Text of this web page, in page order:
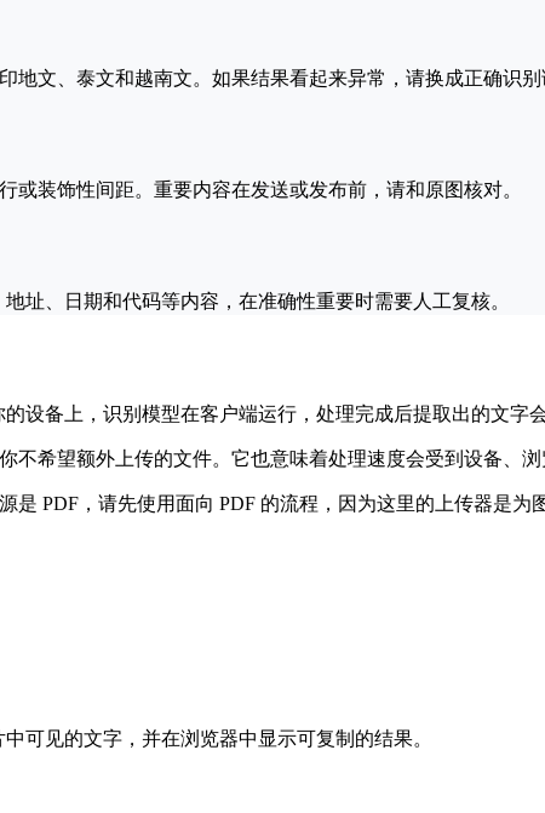
文、泰文和越南文。如果结果看起来异常，请换成正确识别
装饰性间距。重要内容在发送或发布前，请和原图核对。
址、日期和代码等内容，在准确性重要时需要人工复核。
设备上，识别模型在客户端运行，处理完成后提取出的文字
希望额外上传的文件。它也意味着处理速度会受到设备、浏
PDF，请先使用面向 PDF 的流程，因为这里的上传器是为
可见的文字，并在浏览器中显示可复制的结果。